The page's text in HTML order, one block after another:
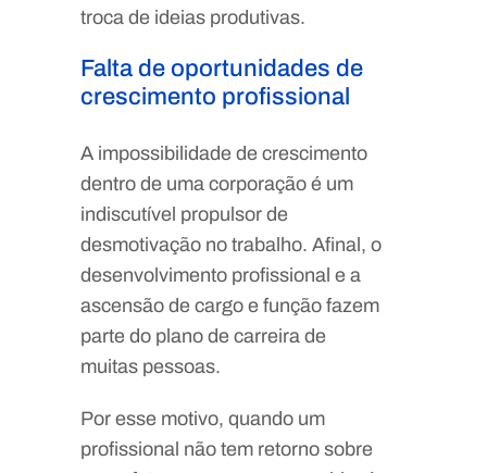
troca de ideias produtivas.
Falta de oportunidades de
crescimento profissional
A impossibilidade de crescimento
dentro de uma corporação é um
indiscutível propulsor de
desmotivação no trabalho. Afinal, o
desenvolvimento profissional e a
ascensão de cargo e função fazem
parte do plano de carreira de
muitas pessoas.
Por esse motivo, quando um
profissional não tem retorno sobre